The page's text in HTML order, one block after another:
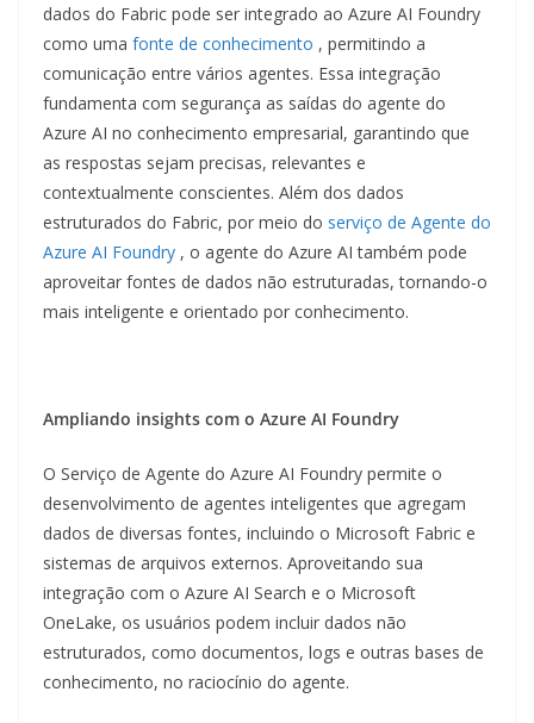
dados do Fabric pode ser integrado ao Azure AI Foundry
como uma fonte de conhecimento , permitindo a
comunicação entre vários agentes. Essa integração
fundamenta com segurança as saídas do agente do
Azure AI no conhecimento empresarial, garantindo que
as respostas sejam precisas, relevantes e
contextualmente conscientes. Além dos dados
estruturados do Fabric, por meio do serviço de Agente do
Azure AI Foundry , o agente do Azure AI também pode
aproveitar fontes de dados não estruturadas, tornando-o
mais inteligente e orientado por conhecimento.
Ampliando insights com o Azure AI Foundry
O Serviço de Agente do Azure AI Foundry permite o
desenvolvimento de agentes inteligentes que agregam
dados de diversas fontes, incluindo o Microsoft Fabric e
sistemas de arquivos externos. Aproveitando sua
integração com o Azure AI Search e o Microsoft
OneLake, os usuários podem incluir dados não
estruturados, como documentos, logs e outras bases de
conhecimento, no raciocínio do agente.